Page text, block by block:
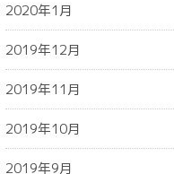
2020年1月
2019年12月
2019年11月
2019年10月
2019年9月